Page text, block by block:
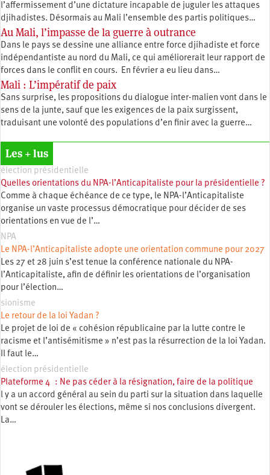
l’affermissement d’une dictature incapable de juguler les attaques
djihadistes. Désormais au Mali l’ensemble des partis politiques…
Au Mali, l’impasse de la guerre à outrance
Dans le pays se dessine une alliance entre force djihadiste et force
indépendantiste au nord du Mali, ce qui améliorerait leur rapport de
forces dans le conflit en cours. En février a eu lieu dans…
Mali : L’impératif de paix
Sans surprise, les propositions du dialogue inter-malien vont dans le
sens de la junte, sauf que les exigences de la paix surgissent,
traduisant une volonté des populations d’en finir avec la guerre…
Les + lus
élection présidentielle
Quelles orientations du NPA-l’Anticapitaliste pour la présidentielle ?
Comme à chaque échéance de ce type, le NPA-l’Anticapitaliste
organise un vaste processus démocratique pour décider de ses
orientations en vue de l’…
NPA
Le NPA-l’Anticapitaliste adopte une orientation commune pour 2027
Les 27 et 28 juin s’est tenue la conférence nationale du NPA-
l’Anticapitaliste, afin de définir les orientations de l’organisation
pour l’élection…
sionisme
Le retour de la loi Yadan ?
Le projet de loi de « cohésion républicaine par la lutte contre le
racisme et l’antisémitisme » n’est pas la résurrection de la loi Yadan.
Il faut le…
élection présidentielle
Plateforme 4 : Ne pas céder à la résignation, faire de la politique
l y a un accord général au sein du parti sur la situation dans laquelle
vont se dérouler les élections, même si nos conclusions divergent.
La…